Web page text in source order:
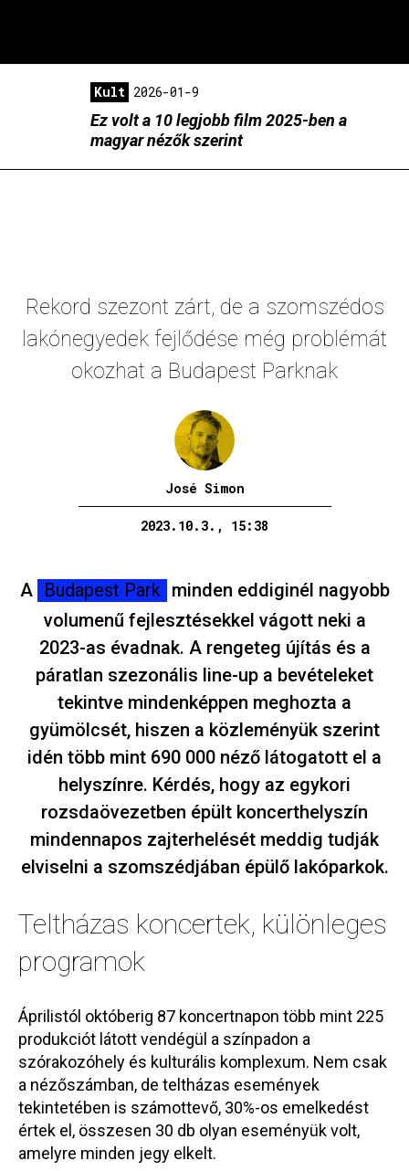
Kult 2026-01-9
Ez volt a 10 legjobb film 2025-ben a
magyar nézők szerint
Rekord szezont zárt, de a szomszédos
lakónegyedek fejlődése még problémát
okozhat a Budapest Parknak
José Simon
2023.10.3., 15:38
A Budapest Park minden eddiginél nagyobb
volumenű fejlesztésekkel vágott neki a
2023-as évadnak. A rengeteg újítás és a
páratlan szezonális line-up a bevételeket
tekintve mindenképpen meghozta a
gyümölcsét, hiszen a közleményük szerint
idén több mint 690 000 néző látogatott el a
helyszínre. Kérdés, hogy az egykori
rozsdaövezetben épült koncerthelyszín
mindennapos zajterhelését meddig tudják
elviselni a szomszédjában épülő lakóparkok.
Teltházas koncertek, különleges
programok
Áprilistól októberig 87 koncertnapon több mint 225
produkciót látott vendégül a színpadon a
szórakozóhely és kulturális komplexum. Nem csak
a nézőszámban, de teltházas események
tekintetében is számottevő, 30%-os emelkedést
értek el, összesen 30 db olyan eseményük volt,
amelyre minden jegy elkelt.